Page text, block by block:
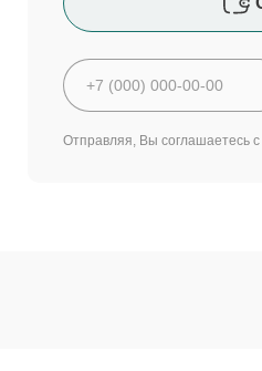
Отправляя, Вы соглашаетесь с